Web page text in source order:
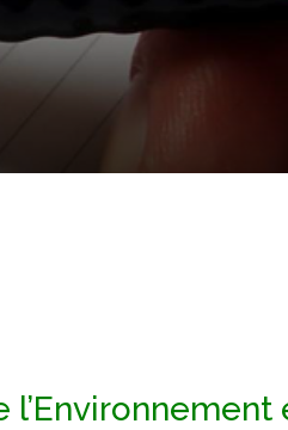
l’Environnement